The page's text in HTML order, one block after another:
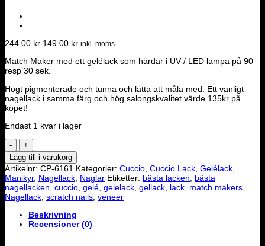
244.00kr Det
priset
var:
149.00 krDet
priset
inkl. moms
Match Maker med ett gelélack som härdar i UV / LED lampa på 90
resp 30 sek.
Högt pigmenterade och tunna och lätta att måla med. Ett vanligt
nagellack i samma färg och hög salongskvalitet värde 135kr på
köpet!
Endast 1 kvar i lager
Cuccio
Match
Makers
-
Grape
to
See
mängd
Lägg till i varukorg
Artikelnr: CP-6161 Kategorier: Cuccio Cuccio Lack Gelélack
Manikyr, Nagellack Naglar Etiketter: bästa lacken
bästa
nagellacken cuccio gelé gelelack gellack lack match makers
Nagellack scratch nails veneer
Beskrivning
Recensioner (0)